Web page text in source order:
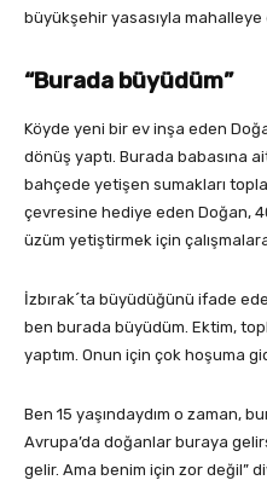
büyükşehir yasasıyla mahalleye
“Burada büyüdüm”
Köyde yeni bir ev inşa eden
dönüş yaptı. Burada babasına
bahçede yetişen sumakları
çevresine hediye eden Doğan,
üzüm yetiştirmek için çalışmalara
İzbırak´ta büyüdüğünü ifade
ben burada büyüdüm. Ektim,
yaptım. Onun için çok hoşuma
Ben 15 yaşındaydım o zaman,
Avrupa’da doğanlar buraya
gelir. Ama benim için zor değil”